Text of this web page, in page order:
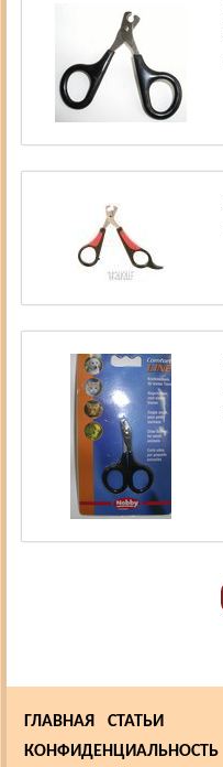
ГЛАВНАЯ
СТАТЬИ
КОНФИДЕНЦИАЛЬНОСТЬ